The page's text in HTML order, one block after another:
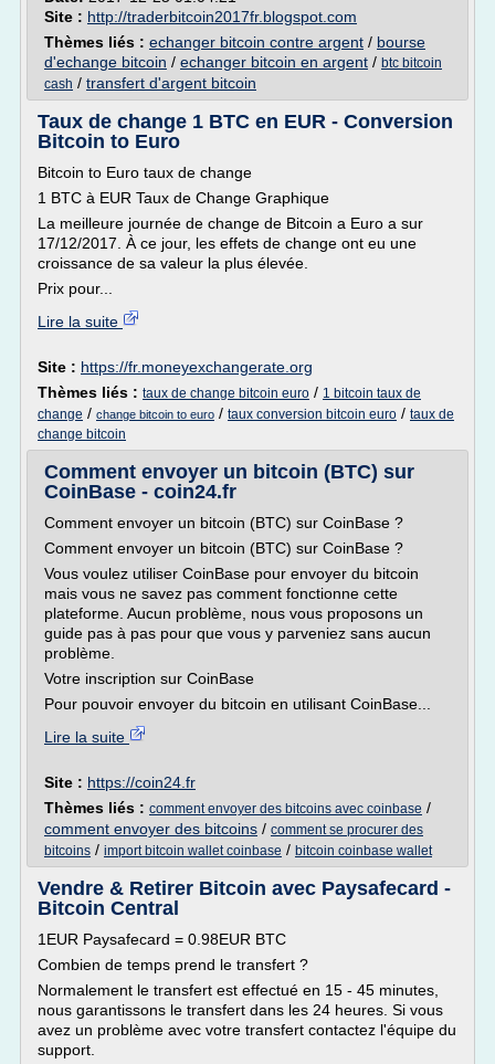
Site : http://traderbitcoin2017fr.blogspot.com
Thèmes liés : echanger bitcoin contre argent / bourse
d'echange bitcoin / echanger bitcoin en argent / btc bitcoin
cash / transfert d'argent bitcoin
Taux de change 1 BTC en EUR - Conversion
Bitcoin to Euro
Bitcoin to Euro taux de change
1 BTC à EUR Taux de Change Graphique
La meilleure journée de change de Bitcoin a Euro a sur
17/12/2017. À ce jour, les effets de change ont eu une
croissance de sa valeur la plus élevée.
Prix pour...
Lire la suite
Site : https://fr.moneyexchangerate.org
Thèmes liés : taux de change bitcoin euro / 1 bitcoin taux de
change / change bitcoin to euro / taux conversion bitcoin euro / taux de
change bitcoin
Comment envoyer un bitcoin (BTC) sur
CoinBase - coin24.fr
Comment envoyer un bitcoin (BTC) sur CoinBase ?
Comment envoyer un bitcoin (BTC) sur CoinBase ?
Vous voulez utiliser CoinBase pour envoyer du bitcoin
mais vous ne savez pas comment fonctionne cette
plateforme. Aucun problème, nous vous proposons un
guide pas à pas pour que vous y parveniez sans aucun
problème.
Votre inscription sur CoinBase
Pour pouvoir envoyer du bitcoin en utilisant CoinBase...
Lire la suite
Site : https://coin24.fr
Thèmes liés : comment envoyer des bitcoins avec coinbase /
comment envoyer des bitcoins / comment se procurer des
bitcoins / import bitcoin wallet coinbase / bitcoin coinbase wallet
Vendre & Retirer Bitcoin avec Paysafecard -
Bitcoin Central
1EUR Paysafecard = 0.98EUR BTC
Combien de temps prend le transfert ?
Normalement le transfert est effectué en 15 - 45 minutes,
nous garantissons le transfert dans les 24 heures. Si vous
avez un problème avec votre transfert contactez l'équipe du
support.